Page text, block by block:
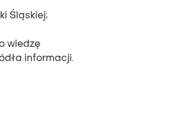
Śląskiej;
wiedzę
informacji.